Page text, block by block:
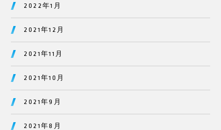
2022年1月
2021年12月
2021年11月
2021年10月
2021年9月
2021年8月